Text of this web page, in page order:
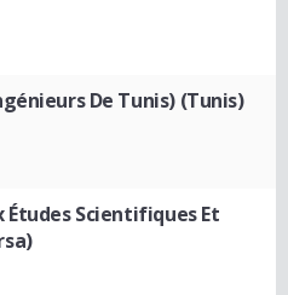
De Tunis) (Tunis)
Scientifiques Et